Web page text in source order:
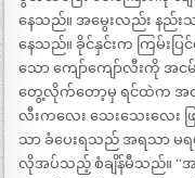
နေသည်။ အမွေးလည်း နည်
နေသည်။ ခိုင်နှင်းက ကြမ်းပြ
သော ကျော်ကျော်လီးကို အင
တွေ့လိုက်တော့မှ ရင်ထဲက အလုံ
လီးကလေး သေးသေးလေး ဖ
သာ ခံပေးရသည် အရသာ မ
လိုအပ်သည့် စံချိန်မီသည်။ “